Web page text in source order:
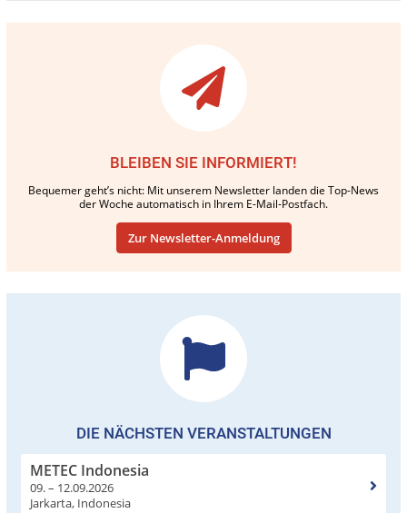
BLEIBEN SIE INFORMIERT!
Bequemer geht’s nicht: Mit unserem Newsletter landen die Top-News
der Woche automatisch in Ihrem E-Mail-Postfach.
Zur Newsletter-Anmeldung
DIE NÄCHSTEN VERANSTALTUNGEN
METEC Indonesia
09. – 12.09.2026
Jarkarta, Indonesia